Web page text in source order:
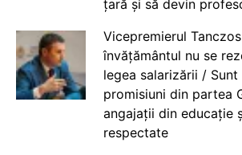
țară și să devin
Vicepremierul
învățământul nu se
legea salarizării /
promisiuni din partea
angajații din educație
respectate